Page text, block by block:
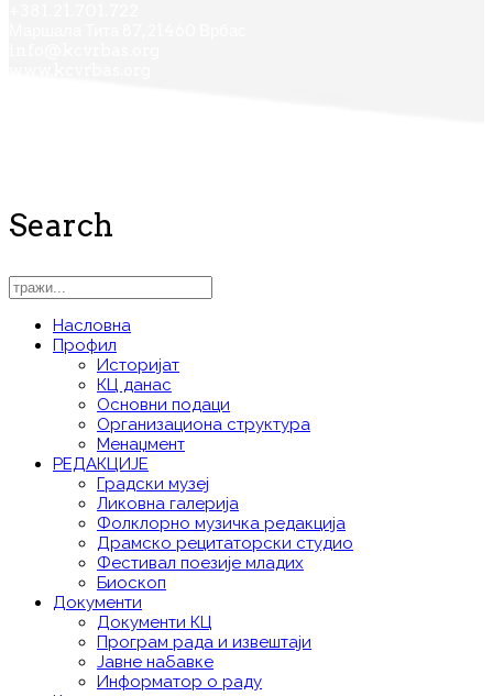
Search
Насловна
Профил
Историјат
КЦ данас
Основни подаци
Организациона структура
Менаџмент
РЕДАКЦИЈЕ
Градски музеј
Ликовна галерија
Фолклорно музичка редакција
Драмско рецитаторски студио
Фестивал поезије младих
Биоскоп
Документи
Документи КЦ
Програм рада и извештаји
Јавне набавке
Информатор о раду